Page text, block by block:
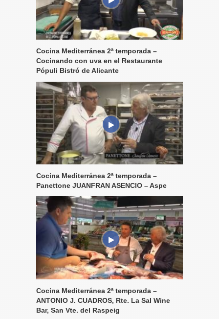
Cocina Mediterránea 2ª temporada –
Cocinando con uva en el Restaurante
Pópuli Bistró de Alicante
Cocina Mediterránea 2ª temporada –
Panettone JUANFRAN ASENCIO – Aspe
Cocina Mediterránea 2ª temporada –
ANTONIO J. CUADROS, Rte. La Sal Wine
Bar, San Vte. del Raspeig